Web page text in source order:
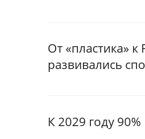
От «пластика» к
развивались
К 2029 году